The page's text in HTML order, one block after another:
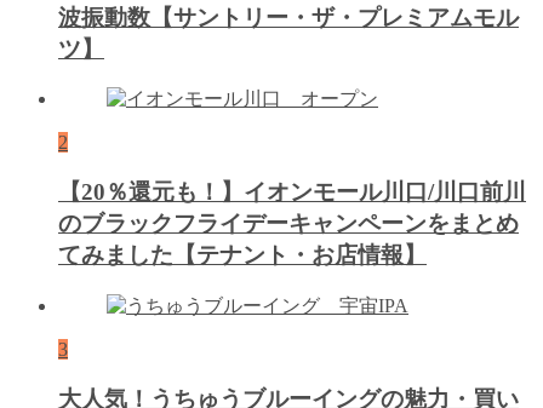
波振動数【サントリー・ザ・プレミアムモル
ツ】
2
【20％還元も！】イオンモール川口/川口前川
のブラックフライデーキャンペーンをまとめ
てみました【テナント・お店情報】
3
大人気！うちゅうブルーイングの魅力・買い